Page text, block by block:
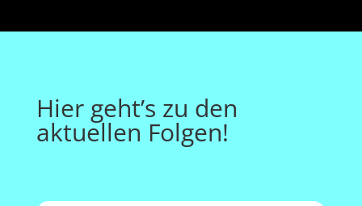
Hier geht’s zu den
aktuellen Folgen!